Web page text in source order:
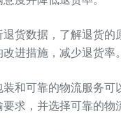
退货数据，了解退货
进措施，减少退货率。
装和可靠的物流服务
求，并选择可靠的物